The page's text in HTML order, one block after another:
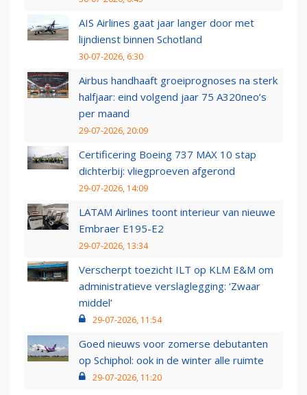
AIS Airlines gaat jaar langer door met
lijndienst binnen Schotland
30-07-2026, 6:30
Airbus handhaaft groeiprognoses na sterk
halfjaar: eind volgend jaar 75 A320neo’s
per maand
29-07-2026, 20:09
Certificering Boeing 737 MAX 10 stap
dichterbij: vliegproeven afgerond
29-07-2026, 14:09
LATAM Airlines toont interieur van nieuwe
Embraer E195-E2
29-07-2026, 13:34
Verscherpt toezicht ILT op KLM E&M om
administratieve verslaglegging: ‘Zwaar
middel’
29-07-2026, 11:54
Goed nieuws voor zomerse debutanten
op Schiphol: ook in de winter alle ruimte
29-07-2026, 11:20